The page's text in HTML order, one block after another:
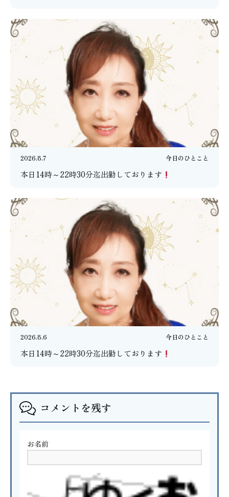
2026.8.7 今日のひとこと
本日14時～22時30分迄出勤しております
2026.8.6 今日のひとこと
本日14時～22時30分迄出勤しております
コメントを残す
お名前